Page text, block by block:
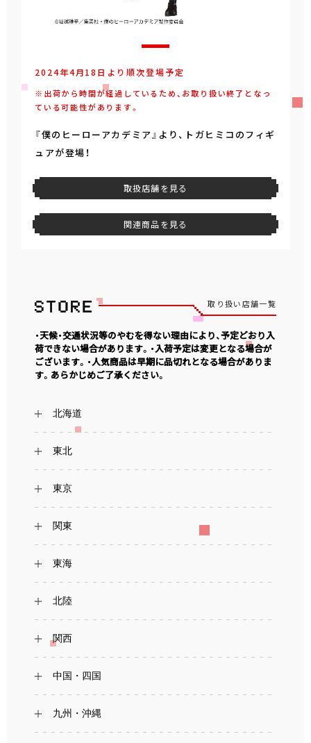
2024年4月18日より順次登場予定
※出荷から時間が経過しているため、お取り扱い終了となっ
ている可能性があります。
『僕のヒーローアカデミア』より、トガヒミコのフィギ
ュアが登場！
取扱店舗を見る
関連商品を見る
取り扱い店舗一覧
・天候・交通状況等のやむを得ない理由により、予定どおり入
荷できない場合があります。・入荷予定は変更となる場合が
ございます。・人気商品は早期に品切れとなる場合がありま
す。あらかじめご了承ください。
北海道
東北
東京
関東
東海
北陸
関西
中国・四国
九州・沖縄